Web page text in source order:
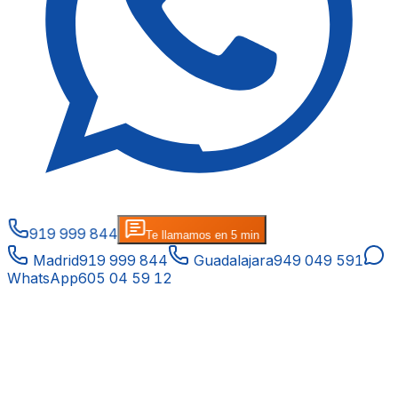
919 999 844 Te llamamos en 5 min
Madrid919 999 844 Guadalajara949 049 591
WhatsApp605 04 59 12